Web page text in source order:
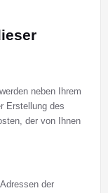
neben Ihrem
Erstellung des
der von Ihnen
der